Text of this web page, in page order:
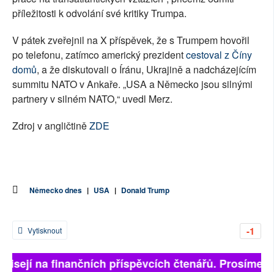
příležitosti k odvolání své kritiky Trumpa.
V pátek zveřejnil na X příspěvek, že s Trumpem hovořil
po telefonu, zatímco americký prezidentcestoval z Číny
domů, a že diskutovali o Íránu, Ukrajině a nadcházejícím
summitu NATO v Ankaře. „USA a Německo jsou silnými
partnery v silném NATO,“ uvedl Merz.
Zdroj v angličtiněZDE
Německo dnes | USA | Donald Trump
-1
Vytisknout
na finančních příspěvcích čtenářů. Prosíme,